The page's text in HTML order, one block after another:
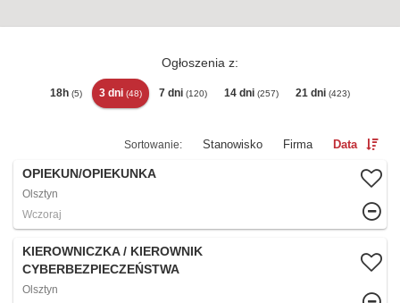
Ogłoszenia z:
18h (5) 3 dni (48) 7 dni (120) 14 dni (257) 21 dni (423)
Stanowisko Firma Data
OPIEKUN/OPIEKUNKA
Olsztyn
Wczoraj
KIEROWNICZKA / KIEROWNIK
CYBERBEZPIECZEŃSTWA
Olsztyn